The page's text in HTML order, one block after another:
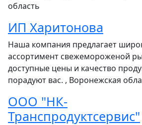
область
ИП Харитонова
Наша компания предлагает
ассортимент свежемороженой
доступные цены и качество
порадуют вас. , Воронежская
ООО "НК-
Транспродуктсервис"